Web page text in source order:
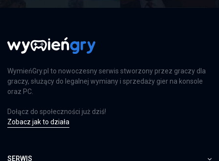
WymieńGry.pl to nowoczesny serwis stworzony przez graczy dla
graczy, służący do legalnej wymiany i sprzedaży gier na konsole
oraz PC.
Dołącz do społeczności już dziś!
Zobacz jak to działa
SERWIS